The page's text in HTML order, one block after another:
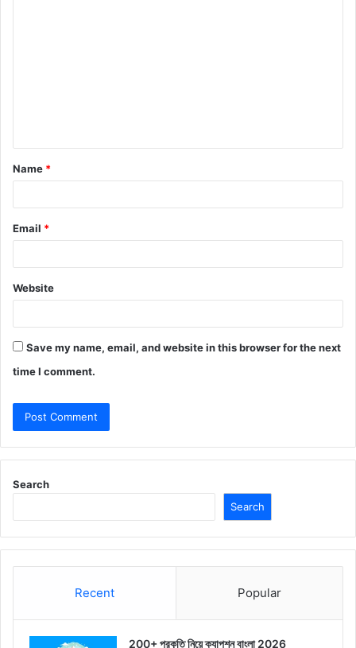
t
*
Name *
Email *
Website
Save my name, email, and website in this browser for the next
time I comment.
Search
Search
Recent Popular
200+ প্রকৃতি নিয়ে ক্যাপশন বাংলা 2026